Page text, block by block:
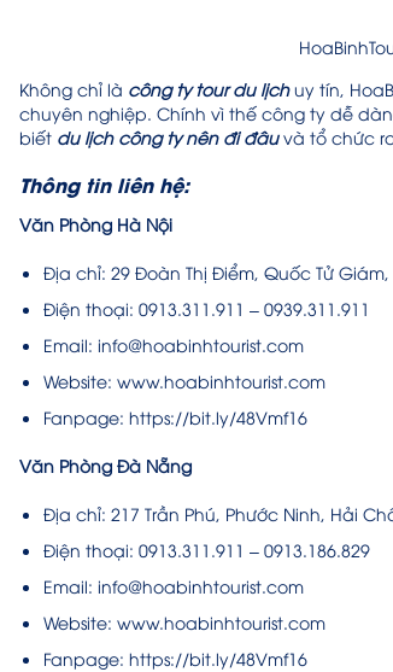
Không chỉ là công ty tour du lịchuy tín,
chuyên nghiệp. Chính vì thế công ty dễ
biết du lịch công ty nên đi đâuvà tổ chức
Thông tin liên hệ:
Văn Phòng Hà Nội
Địa chỉ: 29 Đoàn Thị Điểm, Quốc Tử
Điện thoại: 0913.311.911 – 0939.311.911
Email: info@hoabinhtourist.com
Website: www.hoabinhtourist.com
Fanpage: https://bit.ly/48Vmf16
Văn Phòng Đà Nẵng
Địa chỉ: 217 Trần Phú, Phước Ninh, Hải
Điện thoại: 0913.311.911 – 0913.186.829
Email: info@hoabinhtourist.com
Website: www.hoabinhtourist.com
Fanpage: https://bit.ly/48Vmf16